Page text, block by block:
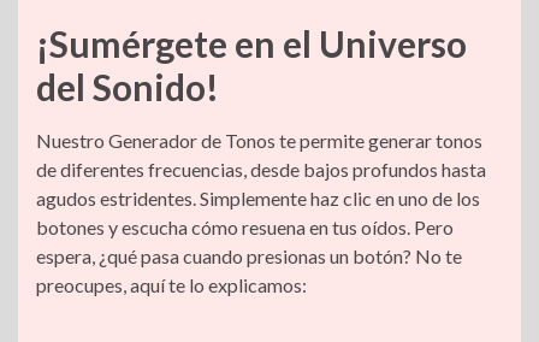
p n m k
n t
r
¡Sumérgete en el Universo
del Sonido!
Nuestro Generador de Tonos te permite generar tonos
de diferentes frecuencias, desde bajos profundos hasta
agudos estridentes. Simplemente haz clic en uno de los
botones y escucha cómo resuena en tus oídos. Pero
espera, ¿qué pasa cuando presionas un botón? No te
preocupes, aquí te lo explicamos: